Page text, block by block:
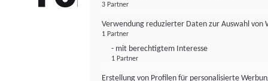
3 Partner
Verwendung reduzierter Daten zur Auswahl von
1 Partner
- mit berechtigtem Interesse
1 Partner
Erstellung von Profilen für personalisierte
FONDS professionell